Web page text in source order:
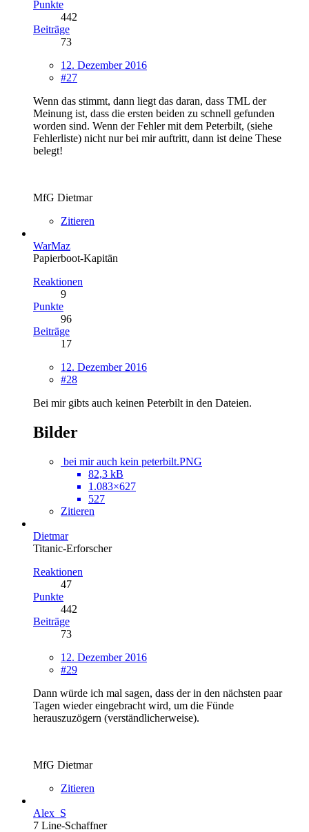
Punkte
442
Beiträge
73
12. Dezember 2016
#27
Wenn das stimmt, dann liegt das daran, dass TML der
Meinung ist, dass die ersten beiden zu schnell gefunden
worden sind. Wenn der Fehler mit dem Peterbilt, (siehe
Fehlerliste) nicht nur bei mir auftritt, dann ist deine These
belegt!
MfG Dietmar
Zitieren
WarMaz
Papierboot-Kapitän
Reaktionen
9
Punkte
96
Beiträge
17
12. Dezember 2016
#28
Bei mir gibts auch keinen Peterbilt in den Dateien.
Bilder
bei mir auch kein peterbilt.PNG
82,3 kB
1.083×627
527
Zitieren
Dietmar
Titanic-Erforscher
Reaktionen
47
Punkte
442
Beiträge
73
12. Dezember 2016
#29
Dann würde ich mal sagen, dass der in den nächsten paar
Tagen wieder eingebracht wird, um die Fünde
herauszuzögern (verständlicherweise).
MfG Dietmar
Zitieren
Alex_S
7 Line-Schaffner